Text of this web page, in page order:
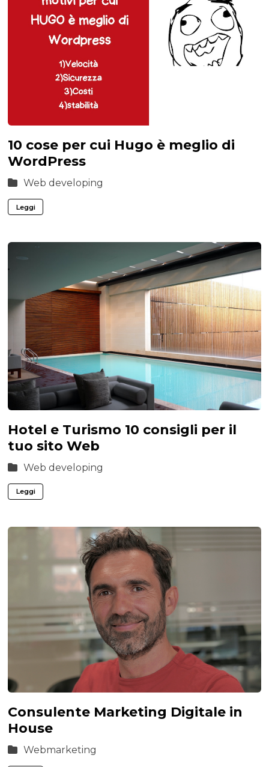
10 cose per cui Hugo è meglio di
WordPress
Web developing
Leggi
Hotel e Turismo 10 consigli per il
tuo sito Web
Web developing
Leggi
Consulente Marketing Digitale in
House
Webmarketing